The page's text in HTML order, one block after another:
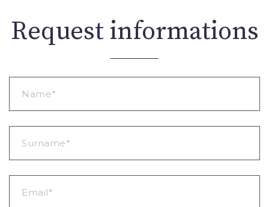
Request informations